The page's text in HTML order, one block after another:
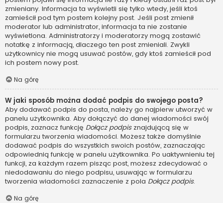
zmieniany. Informacja ta wyświetli się tylko wtedy, jeśli ktoś
zamieścił pod tym postem kolejny post. Jeśli post zmienił
moderator lub administrator, informacja ta nie zostanie
wyświetlona. Administratorzy i moderatorzy mogą zostawić
notatkę z informacją, dlaczego ten post zmieniali. Zwykli
użytkownicy nie mogą usuwać postów, gdy ktoś zamieścił pod
ich postem nowy post.
Na górę
W jaki sposób można dodać podpis do swojego posta?
Aby dodawać podpis do posta, należy go najpierw utworzyć w
panelu użytkownika. Aby dołączyć do danej wiadomości swój
podpis, zaznacz funkcję Dołącz podpisznajdującą się w
formularzu tworzenia wiadomości. Możesz także domyślnie
dodawać podpis do wszystkich swoich postów, zaznaczając
odpowiednią funkcję w panelu użytkownika. Po uaktywnieniu tej
funkcji, za każdym razem pisząc post, możesz zdecydować o
niedodawaniu do niego podpisu, usuwając w formularzu
tworzenia wiadomości zaznaczenie z pola Dołącz podpis.
Na górę